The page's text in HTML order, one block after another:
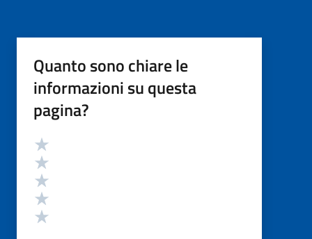
Quanto sono chiare le
informazioni su questa
pagina?
Valutazione